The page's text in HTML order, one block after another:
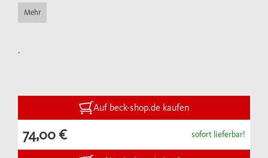
Notwendigkeit einer wissenschaftlichen,
gelehrten Zeitschrift für die Vor- und
und kommen muß, ... allen Freunden der
wurden so geplant, "daß die Einweisung in
der regelmäßige Bezieher schließlich ein
Mehr
.
Auf beck-shop.de kaufen
74,00 € sofort lieferbar!